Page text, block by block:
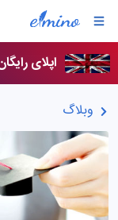
اپلای
وبلاگ